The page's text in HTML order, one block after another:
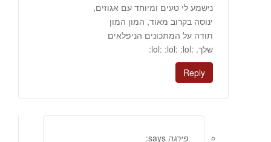
נישמע לי טעים ומיוחד עם אגוזים,
ינוסה בקרוב מאוד, המון המון
תודה על המתכונים הניפלאים
שלך. :lol: :lol: :lol:
Reply
פירגה says: